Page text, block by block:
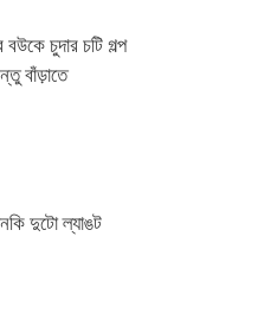
চুদার চটি গল্প
বাঁড়াতে
দুটো ল্যাঙট